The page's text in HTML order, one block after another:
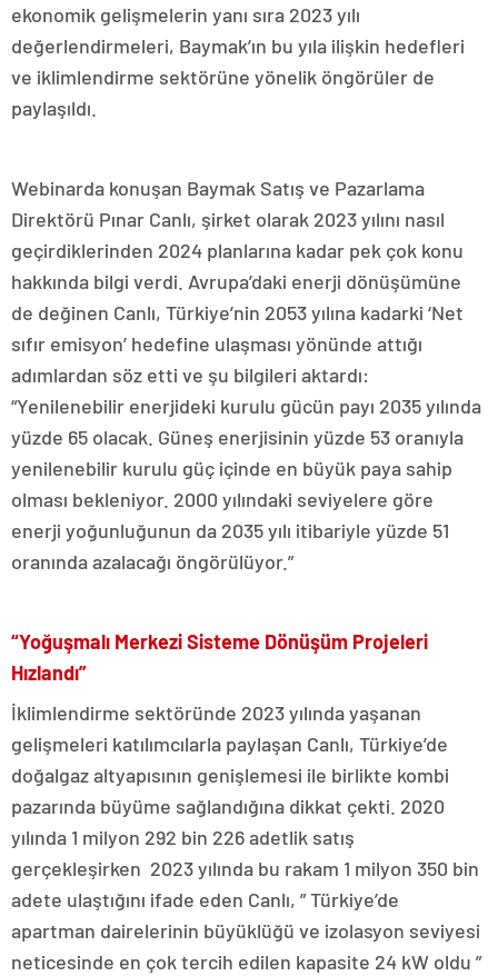
ekonomik gelişmelerin yanı sıra 2023 yılı
değerlendirmeleri, Baymak’ın bu yıla ilişkin hedefleri
ve iklimlendirme sektörüne yönelik öngörüler de
paylaşıldı.
Webinarda konuşan Baymak Satış ve Pazarlama
Direktörü Pınar Canlı, şirket olarak 2023 yılını nasıl
geçirdiklerinden 2024 planlarına kadar pek çok konu
hakkında bilgi verdi. Avrupa’daki enerji dönüşümüne
de değinen Canlı, Türkiye’nin 2053 yılına kadarki ‘Net
sıfır emisyon’ hedefine ulaşması yönünde attığı
adımlardan söz etti ve şu bilgileri aktardı:
“Yenilenebilir enerjideki kurulu gücün payı 2035 yılında
yüzde 65 olacak. Güneş enerjisinin yüzde 53 oranıyla
yenilenebilir kurulu güç içinde en büyük paya sahip
olması bekleniyor. 2000 yılındaki seviyelere göre
enerji yoğunluğunun da 2035 yılı itibariyle yüzde 51
oranında azalacağı öngörülüyor.”
“Yoğuşmalı Merkezi Sisteme Dönüşüm Projeleri
Hızlandı”
İklimlendirme sektöründe 2023 yılında yaşanan
gelişmeleri katılımcılarla paylaşan Canlı, Türkiye’de
doğalgaz altyapısının genişlemesi ile birlikte kombi
pazarında büyüme sağlandığına dikkat çekti. 2020
yılında 1 milyon 292 bin 226 adetlik satış
gerçekleşirken 2023 yılında bu rakam 1 milyon 350 bin
adete ulaştığını ifade eden Canlı, ” Türkiye’de
apartman dairelerinin büyüklüğü ve izolasyon seviyesi
neticesinde en çok tercih edilen kapasite 24 kW oldu ”